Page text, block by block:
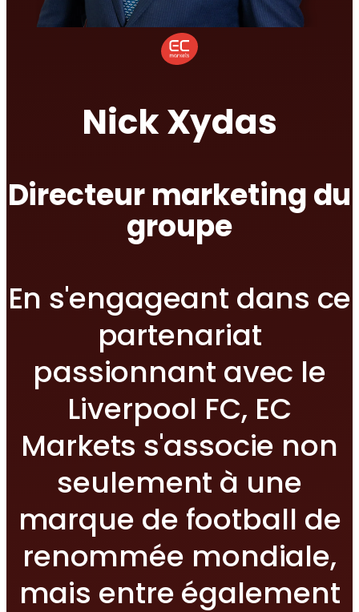
Nick Xydas
Directeur marketing du
groupe
En s'engageant dans ce
partenariat
passionnant avec le
Liverpool FC, EC
Markets s'associe non
seulement à une
marque de football de
renommée mondiale,
mais entre également